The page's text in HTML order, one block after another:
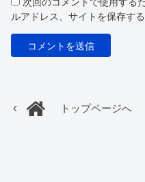
ルアドレス、サイトを保存する
トップページへ